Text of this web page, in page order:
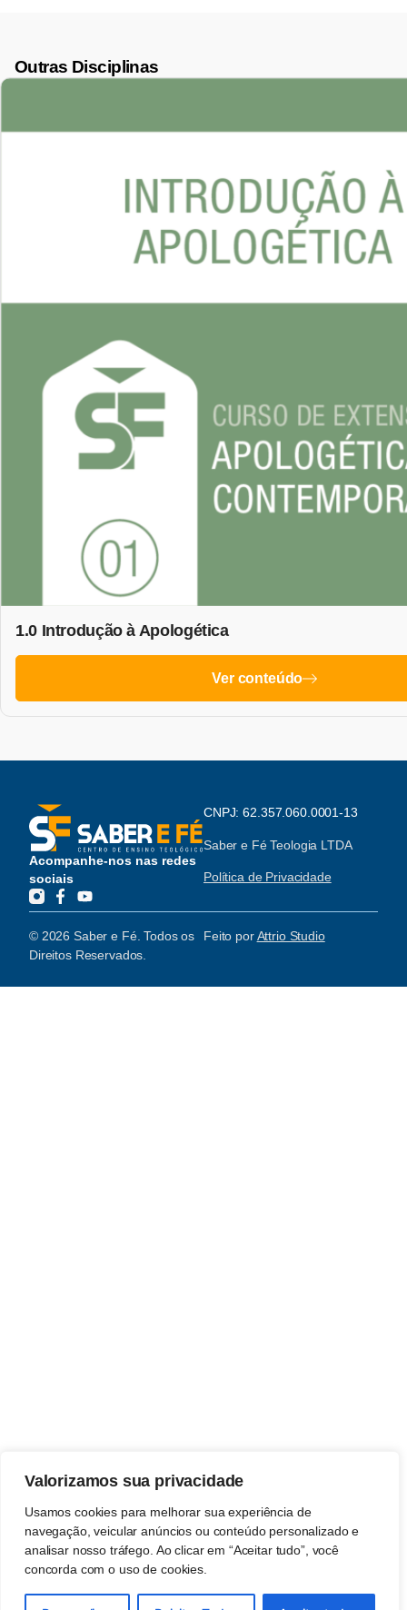
Valorizamos sua privacidade
Usamos cookies para melhorar sua experiência de
navegação, veicular anúncios ou conteúdo personalizado e
analisar nosso tráfego. Ao clicar em “Aceitar tudo”, você
concorda com o uso de cookies.
Outras Disciplinas
1.0 Introdução à Apologética
Ver conteúdo
Acompanhe-nos nas redes
sociais
CNPJ: 62.357.060.0001-13
Saber e Fé Teologia LTDA
Política de Privacidade
© 2026 Saber e Fé. Todos os
Direitos Reservados.
Feito porAttrio Studio